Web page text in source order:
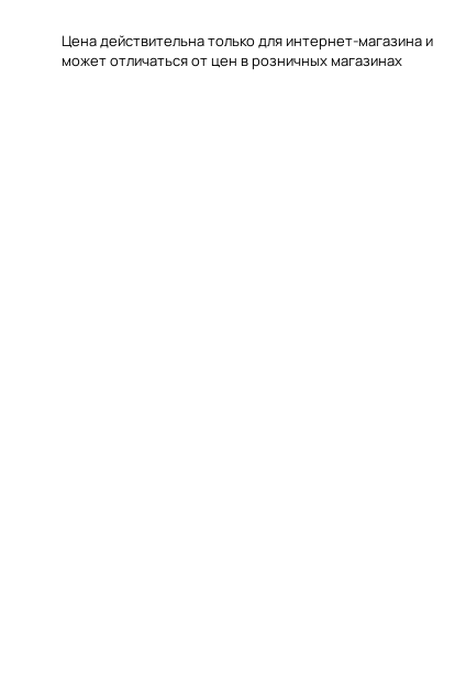
Цена действительна только для интернет-магазина и
может отличаться от цен в розничных магазинах